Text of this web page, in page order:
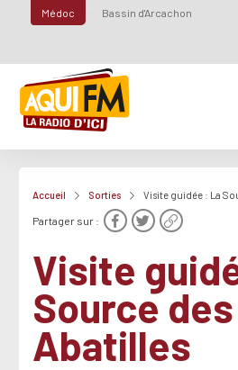
Médoc Bassin d'Arcachon
Accueil Sorties Visite guidée : La
Partager sur :
Visite
Source des
Abatilles